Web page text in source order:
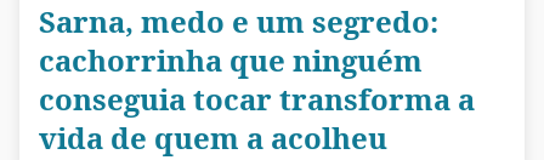
Sarna, medo e um segredo:
cachorrinha que ninguém
conseguia tocar transforma a
vida de quem a acolheu